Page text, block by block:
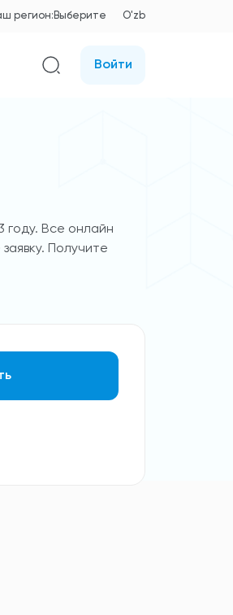
регион: Выберите O'zb
Войти
году. Все онлайн
Получите